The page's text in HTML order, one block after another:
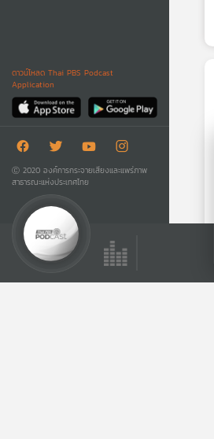
ดาวน์โหลด Thai PBS Podcast
Application
Ⓒ 2020 องค์การกระจายเสียงและแพร่ภาพ
สาธารณะแห่งประเทศไทย